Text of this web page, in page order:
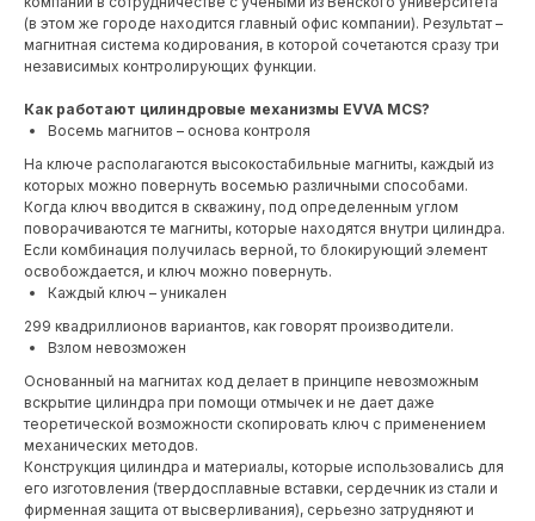
(в этом же городе находится главный офис компании). Результат –
магнитная система кодирования, в которой сочетаются сразу три
независимых контролирующих функции.
Как работают цилиндровые механизмы EVVA MCS?
Восемь магнитов – основа контроля
На ключе располагаются высокостабильные магниты, каждый из
которых можно повернуть восемью различными способами.
Когда ключ вводится в скважину, под определенным углом
поворачиваются те магниты, которые находятся внутри цилиндра.
Если комбинация получилась верной, то блокирующий элемент
освобождается, и ключ можно повернуть.
Каждый ключ – уникален
299 квадриллионов вариантов, как говорят производители.
Взлом невозможен
Основанный на магнитах код делает в принципе невозможным
вскрытие цилиндра при помощи отмычек и не дает даже
теоретической возможности скопировать ключ с применением
механических методов.
Конструкция цилиндра и материалы, которые использовались для
его изготовления (твердосплавные вставки, сердечник из стали и
фирменная защита от высверливания), серьезно затрудняют и